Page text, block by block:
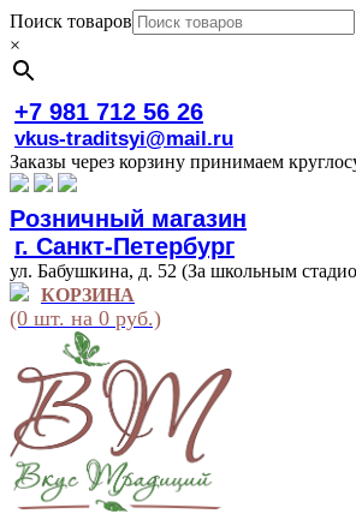
Поиск товаров
×
+7 981 712 56 26
vkus-traditsyi@mail.ru
Заказы через корзину принимаем
Розничный магазин
г. Санкт-Петербург
ул. Бабушкина, д. 52 (За школьным
КОРЗИНА
(0 шт. на 0 руб.)